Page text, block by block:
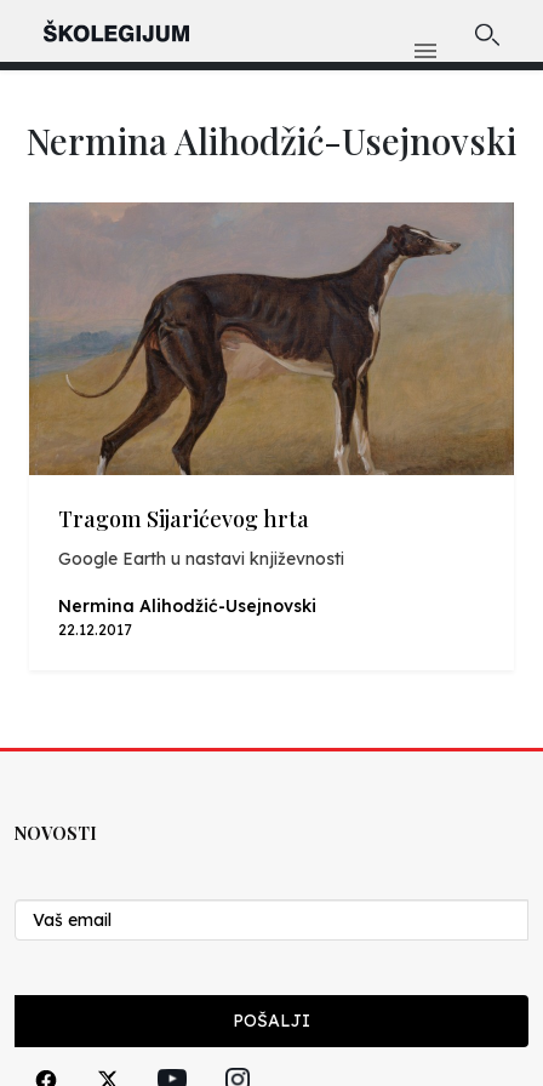
Nermina Alihodžić-Usejnovski
Tragom Sijarićevog hrta
Google Earth u nastavi književnosti
Nermina Alihodžić-Usejnovski
22.12.2017
NOVOSTI
POŠALJI